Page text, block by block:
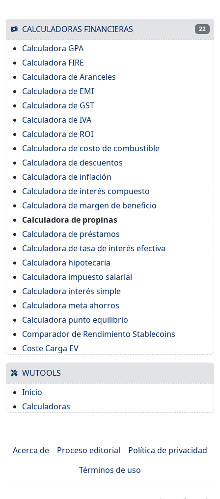
CALCULADORAS FINANCIERAS 22
Calculadora GPA
Calculadora FIRE
Calculadora de Aranceles
Calculadora de EMI
Calculadora de GST
Calculadora de IVA
Calculadora de ROI
Calculadora de costo de combustible
Calculadora de descuentos
Calculadora de inflación
Calculadora de interés compuesto
Calculadora de margen de beneficio
Calculadora de propinas
Calculadora de préstamos
Calculadora de tasa de interés efectiva
Calculadora hipotecaria
Calculadora impuesto salarial
Calculadora interés simple
Calculadora meta ahorros
Calculadora punto equilibrio
Comparador de Rendimiento Stablecoins
Coste Carga EV
WUTOOLS
Inicio
Calculadoras
Acerca de Proceso editorial
Política de privacidad
Términos de uso